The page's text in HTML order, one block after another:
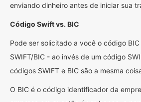
enviando dinheiro antes de iniciar sua
Código Swift vs. BIC
Pode ser solicitado a você o código
SWIFT/BIC - ao invés de um código
códigos SWIFT e BIC são a mesma
O BIC é o código identificador da